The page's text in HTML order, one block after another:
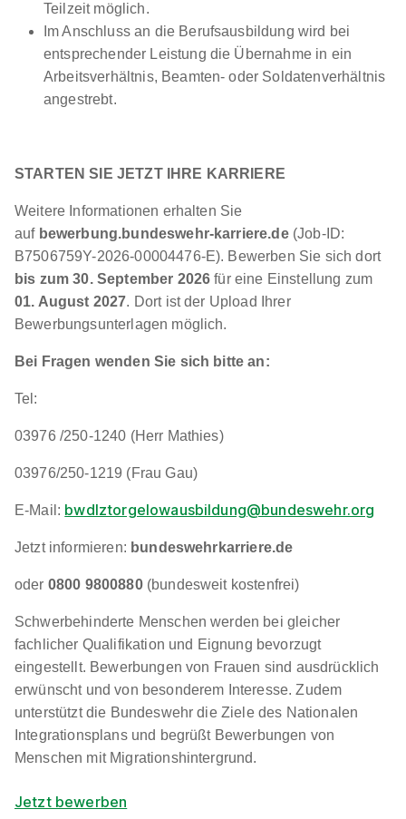
Teilzeit möglich.
Im Anschluss an die Berufsausbildung wird bei
entsprechender Leistung die Übernahme in ein
Arbeitsverhältnis, Beamten- oder Soldatenverhältnis
angestrebt.
STARTEN SIE JETZT IHRE KARRIERE
Weitere Informationen erhalten Sie
auf bewerbung.bundeswehr-karriere.de(Job-ID:
B7506759Y-2026-00004476-E). Bewerben Sie sich dort
bis zum 30. September 2026 für eine Einstellung zum
01. August 2027. Dort ist der Upload Ihrer
Bewerbungsunterlagen möglich.
Bei Fragen wenden Sie sich bitte an:
Tel:
03976 /250-1240 (Herr Mathies)
03976/250-1219 (Frau Gau)
E-Mail: bwdlztorgelowausbildung@bundeswehr.org
Jetzt infor­mie­ren: bun­des­wehr­kar­riere.de
oder 0800 9800880(bun­des­weit kos­ten­frei)
Schwerbehinderte Menschen werden bei gleicher
fachlicher Qualifikation und Eignung bevorzugt
eingestellt. Bewerbungen von Frauen sind ausdrücklich
erwünscht und von besonderem Interesse. Zudem
unterstützt die Bundeswehr die Ziele des Nationalen
Integrationsplans und begrüßt Bewerbungen von
Menschen mit Migrationshintergrund.
Jetzt bewerben